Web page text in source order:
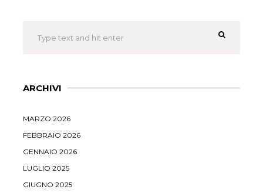
ARCHIVI
MARZO 2026
FEBBRAIO 2026
GENNAIO 2026
LUGLIO 2025
GIUGNO 2025